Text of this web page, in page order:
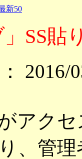
新50
」SS貼
： 2016/
アク
、管